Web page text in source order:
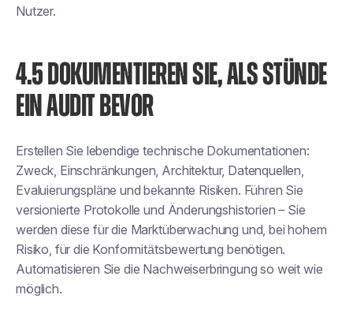
Nutzer.
4.5 DOKUMENTIEREN SIE, ALS STÜNDE
EIN AUDIT BEVOR
Erstellen Sie lebendige technische Dokumentationen:
Zweck, Einschränkungen, Architektur, Datenquellen,
Evaluierungspläne und bekannte Risiken. Führen Sie
versionierte Protokolle und Änderungshistorien – Sie
werden diese für die Marktüberwachung und, bei hohem
Risiko, für die Konformitätsbewertung benötigen.
Automatisieren Sie die Nachweiserbringung so weit wie
möglich.